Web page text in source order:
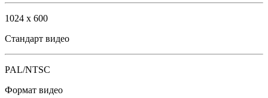
1024 x 600
Стандарт видео
PAL/NTSC
Формат видео